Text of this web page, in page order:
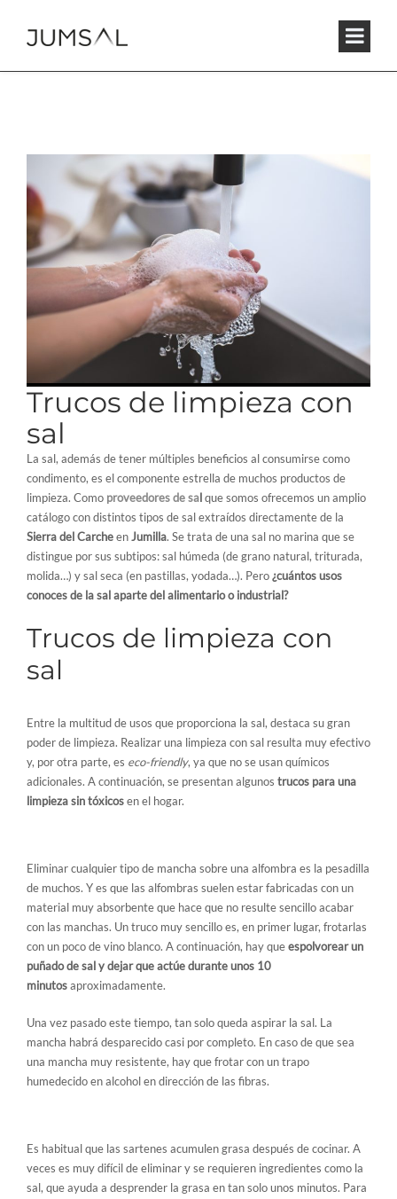
Trucos de limpieza con
sal
La sal, además de tener múltiples beneficios al consumirse como
condimento, es el componente estrella de muchos productos de
limpieza. Como proveedores de salque somos ofrecemos un amplio
catálogo con distintos tipos de sal extraídos directamente de la
Sierra del CarcheenJumilla. Se trata de una sal no marina que se
distingue por sus subtipos: sal húmeda (de grano natural, triturada,
molida…) y sal seca (en pastillas, yodada…). Pero¿cuántos usos
conoces de la sal aparte del alimentario o industrial?
Trucos de limpieza con
sal
Entre la multitud de usos que proporciona la sal, destaca su gran
poder de limpieza. Realizar una limpieza con sal resulta muy efectivo
y, por otra parte, es eco-friendly, ya que no se usan químicos
adicionales. A continuación, se presentan algunos trucos para una
limpieza sin tóxicosen el hogar.
Eliminar cualquier tipo de mancha sobre una alfombra es la pesadilla
de muchos. Y es que las alfombras suelen estar fabricadas con un
material muy absorbente que hace que no resulte sencillo acabar
con las manchas. Un truco muy sencillo es, en primer lugar, frotarlas
con un poco de vino blanco. A continuación, hay queespolvorear un
puñado de sal y dejar que actúe durante unos 10
minutosaproximadamente.
Una vez pasado este tiempo, tan solo queda aspirar la sal. La
mancha habrá desparecido casi por completo. En caso de que sea
una mancha muy resistente, hay que frotar con un trapo
humedecido en alcohol en dirección de las fibras.
Es habitual que las sartenes acumulen grasa después de cocinar. A
veces es muy difícil de eliminar y se requieren ingredientes como la
sal, que ayuda a desprender la grasa en tan solo unos minutos. Para